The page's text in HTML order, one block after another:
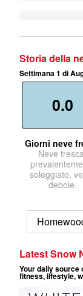
Storia della
Settimana 1 di
0.0
Giorni neve
Neve
soleggiato,
debole.